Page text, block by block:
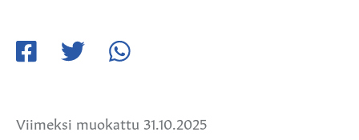
Viimeksi muokattu 31.10.2025